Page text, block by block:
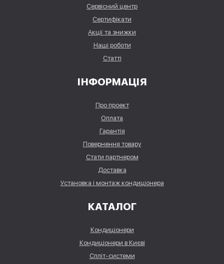
Сервісний центр
Сертифікати
Акції та знижки
Наші роботи
Статті
ІНФОРМАЦІЯ
Про проект
Оплата
Гарантія
Повернення товару
Стати партнером
Доставка
Установка і монтаж кондиціонера
КАТАЛОГ
Кондиціонери
Кондиціонери в Києві
Спліт-системи